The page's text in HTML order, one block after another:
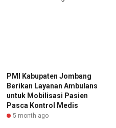
PMI Kabupaten Jombang
Berikan Layanan Ambulans
untuk Mobilisasi Pasien
Pasca Kontrol Medis
5 month ago